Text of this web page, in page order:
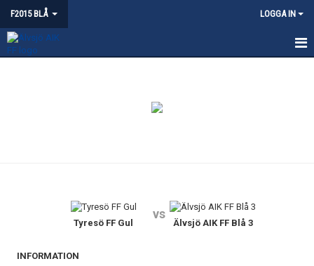
F2015 BLÅ LOGGA IN
KONTAKT
Tyresö FF Gul
vs
Älvsjö AIK FF Blå 3
INFORMATION